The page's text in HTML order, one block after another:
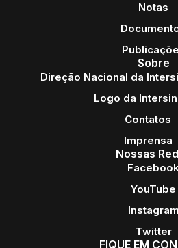
Notas
Sobre
Direção Nacional da
Logo da
Contatos
Imprensa
Nossas
YouTube
Instagram
Twitter
FIQUE EM